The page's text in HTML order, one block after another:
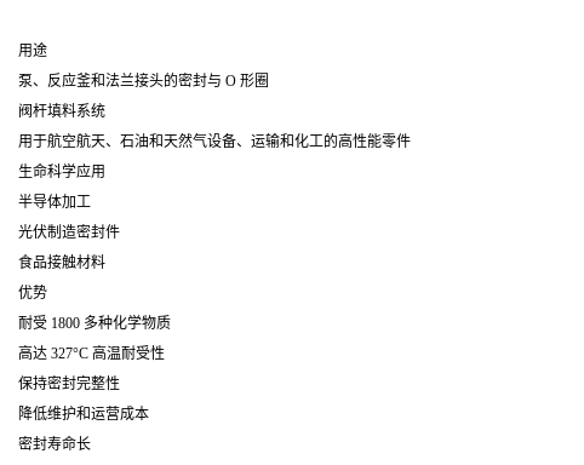
用途
泵、反应釜和法兰接头的密封与 O 形圈
阀杆填料系统
用于航空航天、石油和天然气设备、运输和化工的高性能零件
生命科学应用
半导体加工
光伏制造密封件
食品接触材料
优势
耐受 1800 多种化学物质
高达 327°C 高温耐受性
保持密封完整性
降低维护和运营成本
密封寿命长